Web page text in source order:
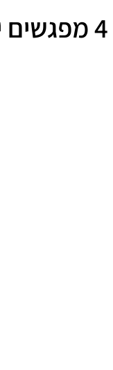
4 מפגשים ימי ג’ החל מה 7.7.26 בשעות 17:00 – 20:30